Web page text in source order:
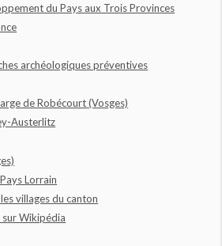
du Pays aux Trois Provinces
archéologiques préventives
de Robécourt (Vosges)
Austerlitz
Lorrain
villages du canton
Wikipédia